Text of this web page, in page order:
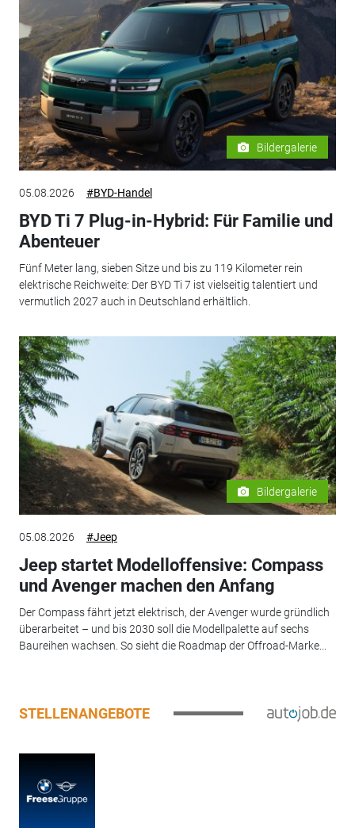
Bildergalerie
05.08.2026 #BYD-Handel
BYD Ti 7 Plug-in-Hybrid: Für Familie und
Abenteuer
Fünf Meter lang, sieben Sitze und bis zu 119 Kilometer rein
elektrische Reichweite: Der BYD Ti 7 ist vielseitig talentiert und
vermutlich 2027 auch in Deutschland erhältlich.
Bildergalerie
05.08.2026 #Jeep
Jeep startet Modelloffensive: Compass
und Avenger machen den Anfang
Der Compass fährt jetzt elektrisch, der Avenger wurde gründlich
überarbeitet – und bis 2030 soll die Modellpalette auf sechs
Baureihen wachsen. So sieht die Roadmap der Offroad-Marke...
STELLENANGEBOTE